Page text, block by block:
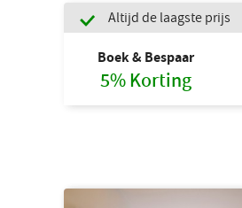
Altijd de laagste prijs
Boek & Bespaar
5% Korting